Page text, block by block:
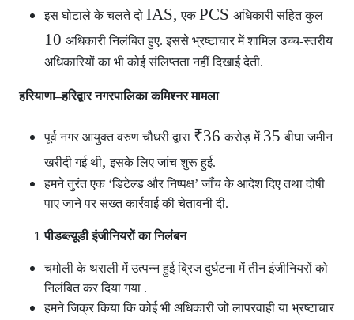
इस घोटाले के चलते दो IAS,एकPCS अधिकारी सहित कुल
10 अधिकारी निलंबित हुए. इससे भ्रष्टाचार में शामिल उच्च-स्तरीय
अधिकारियों का भी कोई संलिप्तता नहीं दिखाई देती.
हरियाणा–हरिद्वार नगरपालिका कमिश्नर मामला
पूर्व नगर आयुक्त वरुण चौधरी द्वारा ₹36करोड़ में 35बीघा जमीन
खरीदी गई थी,इसके लिए जांच शुरू हुई.
हमने तुरंत एक ‘डिटेल्ड और निष्पक्ष’ जाँच के आदेश दिए तथा दोषी
पाए जाने पर सख्त कार्रवाई की चेतावनी दी.
पीडब्ल्यूडी इंजीनियरों का निलंबन
चमोली के थराली में उत्पन्न हुई ब्रिज दुर्घटना में तीन इंजीनियरों को
निलंबित कर दिया गया .
हमने जिक्र किया कि कोई भी अधिकारी जो लापरवाही या भ्रष्टाचार